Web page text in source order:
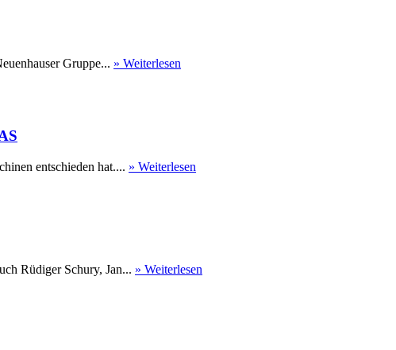
Gruppe... » Weiterlesen
entschieden hat.... » Weiterlesen
Rüdiger Schury, Jan... » Weiterlesen